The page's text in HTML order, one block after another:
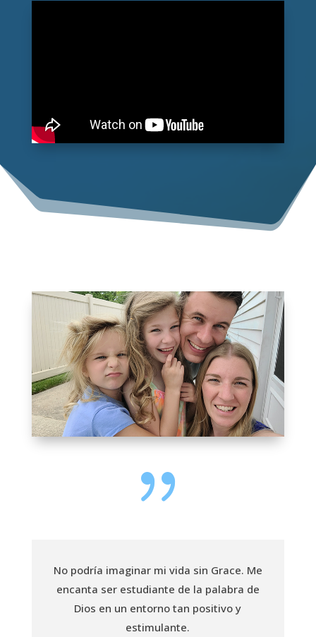
{
No podría imaginar mi vida sin Grace. Me
encanta ser estudiante de la palabra de
Dios en un entorno tan positivo y
estimulante.